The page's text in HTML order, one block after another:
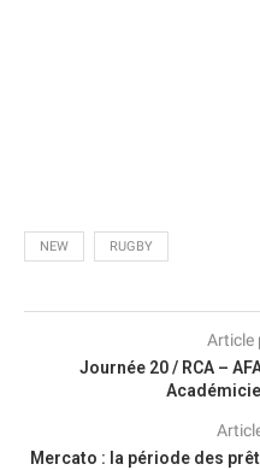
NEW RUGBY
Article
Journée 20 / RCA –
Mercato : la période des